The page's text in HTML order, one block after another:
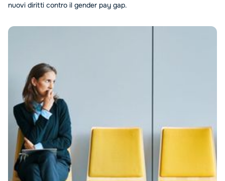
nuovi diritti contro il gender pay gap.